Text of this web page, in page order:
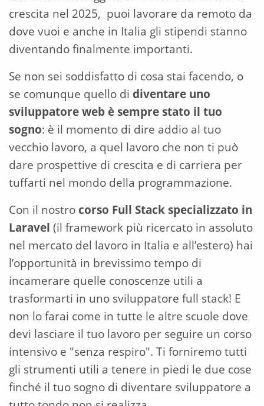
crescita nel 2025, puoi lavorare da remoto da
dove vuoi e anche in Italia gli stipendi stanno
diventando finalmente importanti.
Se non sei soddisfatto di cosa stai facendo, o
se comunque quello di diventare uno
sviluppatore web è sempre stato il tuo
sogno: è il momento di dire addio al tuo
vecchio lavoro, a quel lavoro che non ti può
dare prospettive di crescita e di carriera per
tuffarti nel mondo della programmazione.
Con il nostro corso Full Stack specializzato in
Laravel (il framework più ricercato in assoluto
nel mercato del lavoro in Italia e all’estero) hai
l’opportunità in brevissimo tempo di
incamerare quelle conoscenze utili a
trasformarti in uno sviluppatore full stack! E
non lo farai come in tutte le altre scuole dove
devi lasciare il tuo lavoro per seguire un corso
intensivo e "senza respiro". Ti forniremo tutti
gli strumenti utili a tenere in piedi le due cose
finché il tuo sogno di diventare sviluppatore a